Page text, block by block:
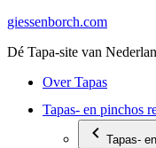
Ga
de
giessenborch.com
Dé Tapa-site van
Over Tapas
Tapas- en pinchos
Tapas-